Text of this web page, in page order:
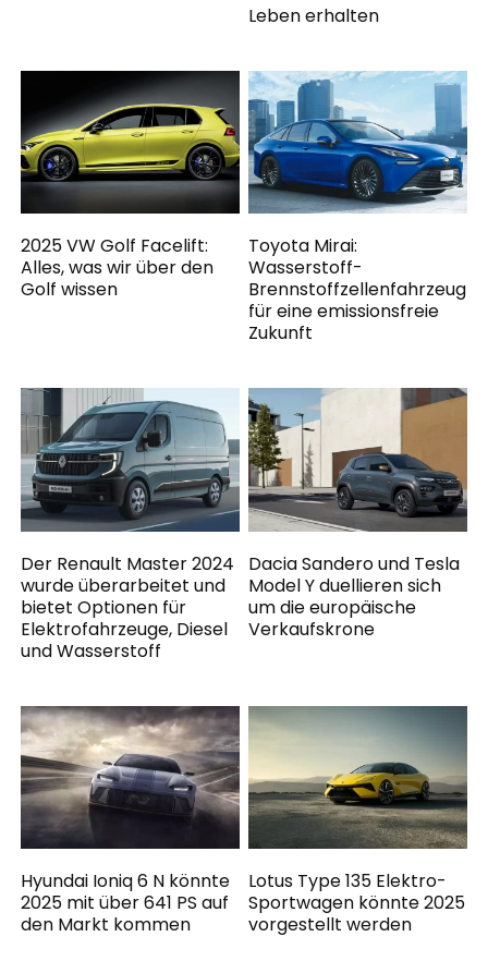
Leben erhalten
2025 VW Golf Facelift:
Alles, was wir über den
Golf wissen
Toyota Mirai:
Wasserstoff-
Brennstoffzellenfahrzeug
für eine emissionsfreie
Zukunft
Der Renault Master 2024
wurde überarbeitet und
bietet Optionen für
Elektrofahrzeuge, Diesel
und Wasserstoff
Dacia Sandero und Tesla
Model Y duellieren sich
um die europäische
Verkaufskrone
Hyundai Ioniq 6 N könnte
2025 mit über 641 PS auf
den Markt kommen
Lotus Type 135 Elektro-
Sportwagen könnte 2025
vorgestellt werden